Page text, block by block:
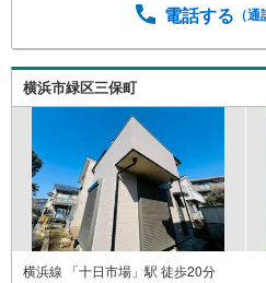
替えってどうするの・・
す！お問い合わせをお待ち
電話する （
横浜市緑区三保町
横浜線 「十日市場」駅 徒歩20分